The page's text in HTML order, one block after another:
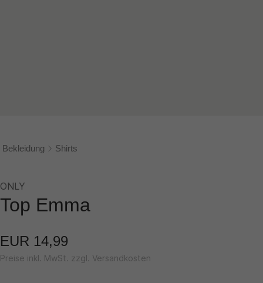
Bekleidung Shirts
ONLY
Top Emma
EUR 14,99
Preise inkl. MwSt. zzgl. Versandkosten